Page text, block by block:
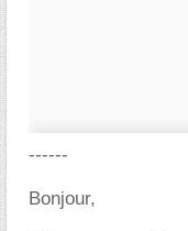
------
Bonjour,